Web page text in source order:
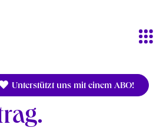
Unterstützt uns mit einem ABO!